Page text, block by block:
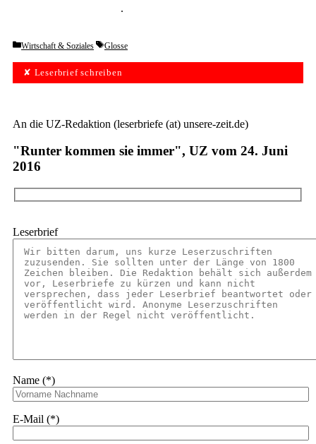
.
Categories
Wirtschaft & Soziales Tags
Glosse
✘ Leserbrief schreiben
An die UZ-Redaktion (leserbriefe (at) unsere-zeit.de)
"Runter kommen sie immer", UZ vom 24. Juni
2016
Leserbrief
Name (*)
E-Mail (*)